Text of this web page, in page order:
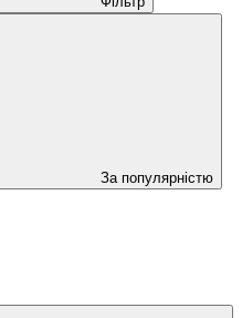
За популярністю